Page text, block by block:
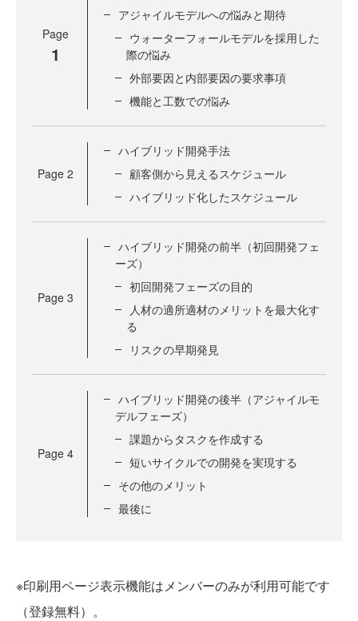
Page
1
アジャイルモデルへの悩みと期待
ウォーターフォールモデルを採用した
際の悩み
外部要因と内部要因の要求事項
機能と工数での悩み
Page 2
ハイブリッド開発手法
顧客側から見えるスケジュール
ハイブリッド化したスケジュール
Page 3
ハイブリッド開発の前半（初回開発フェ
ーズ）
初回開発フェーズの目的
人材の適所適材のメリットを最大化す
る
リスクの早期発見
Page 4
ハイブリッド開発の後半（アジャイルモ
デルフェーズ）
課題からタスクを作成する
短いサイクルでの開発を実現する
その他のメリット
最後に
※印刷用ページ表示機能はメンバーのみが利用可能です
（登録無料）。